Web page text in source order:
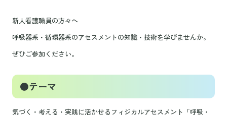
新人看護職員の方々へ
呼吸器系・循環器系のアセスメントの知識・技術を学びませんか。
ぜひご参加ください。
●テーマ
気づく・考える・実践に活かせるフィジカルアセスメント「呼吸・